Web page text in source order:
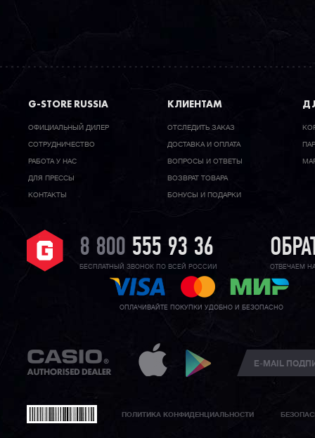
G-STORE RUSSIA
ОФИЦИАЛЬНЫЙ ДИЛЕР
CОТРУДНИЧЕСТВО
РАБОТА У НАС
ДЛЯ ПРЕССЫ
КОНТАКТЫ
КЛИЕНТАМ
ОТСЛЕДИТЬ ЗАКАЗ
ДОСТАВКА И ОПЛАТА
ВОПРОСЫ И ОТВЕТЫ
ВОЗВРАТ ТОВАРА
БОНУСЫ И ПОДАРКИ
8 800 555 93 36
БЕСПЛАТНЫЙ ЗВОНОК ПО ВСЕЙ РОССИИ ОТВЕЧАЕМ
ОПЛАЧИВАЙТЕ ПОКУПКИ УДОБНО И БЕЗОПАСНО
ПОЛИТИКА КОНФИДЕНЦИАЛЬНОСТИ